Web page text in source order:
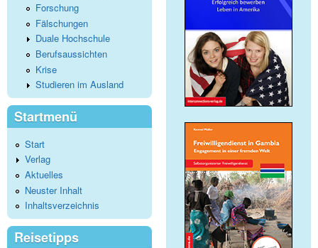
Forschung
Fälschungen
Duale Hochschule
Berufsaussichten
Krise
Studieren im Ausland
Startmenü
Start
Verlag
Aktuelles
Neuster Inhalt
Inhaltsverzeichnis
Reisetipps